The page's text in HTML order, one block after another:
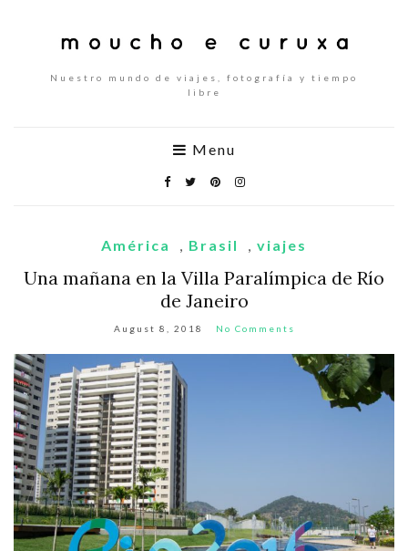
Nuestro mundo de viajes, fotografía y tiempo
libre
Menu
América , Brasil , viajes
Una mañana en la Villa Paralímpica de Río
de Janeiro
August 8, 2018 No Comments